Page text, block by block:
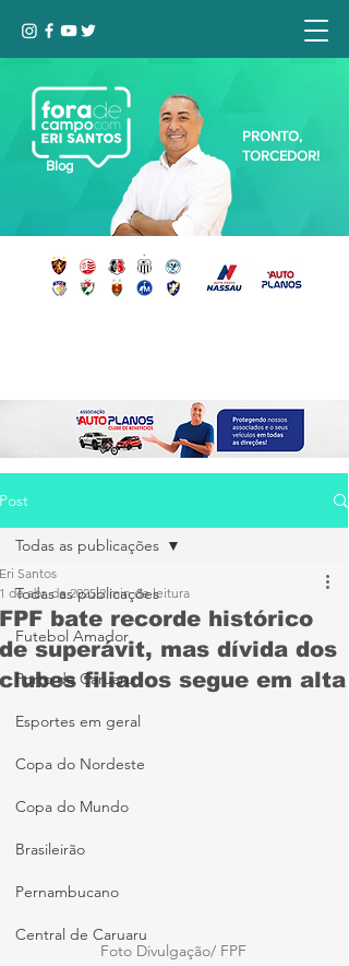
Blog
PRONTO,
TORCEDOR!
Post
Todas as publicações
Futebol Amador
Porto de Caruaru
Esportes em geral
Copa do Nordeste
Copa do Mundo
Brasileirão
Pernambucano
Central de Caruaru
Todas as publicações
FPF bate recorde histórico
de superávit, mas dívida dos
clubes filiados segue em alta
Eri Santos
1 de abr. de 2025 2 min de leitura
Foto Divulgação/ FPF